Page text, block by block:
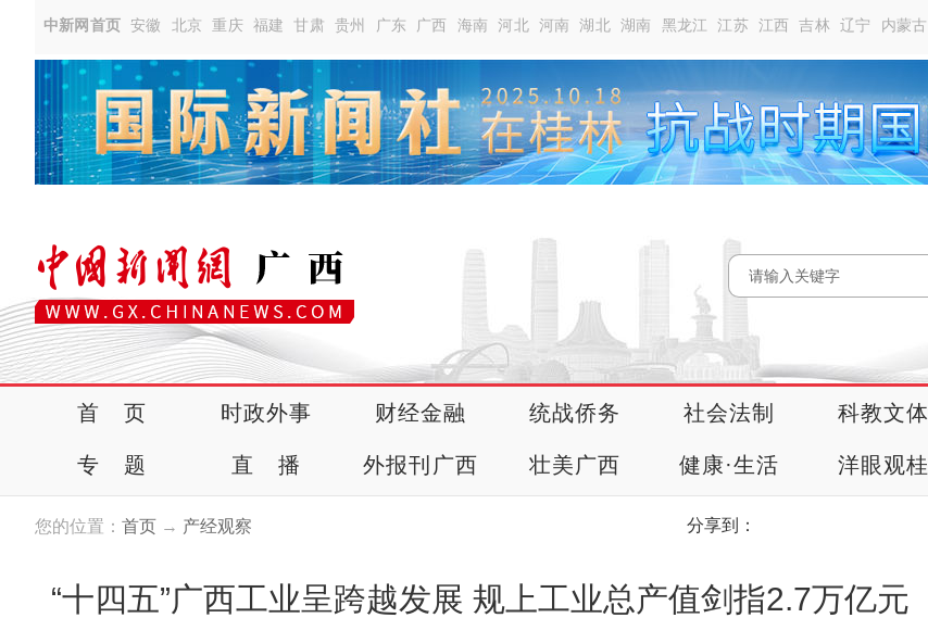
中新网首页 安徽 北京 重庆 福建 甘肃 贵州 广东 广西 海南 河北 河南 湖北 湖南 黑龙江 江苏 江西 吉林 辽宁 内蒙古
首 页 时政外事 财经金融 统战侨务 社会法制 科教文体
专 题 直 播 外报刊广西 壮美广西 健康·生活 洋眼观桂
您的位置： 首页 → 产经观察 分享到：
“十四五”广西工业呈跨越发展 规上工业总产值剑指2.7万亿元